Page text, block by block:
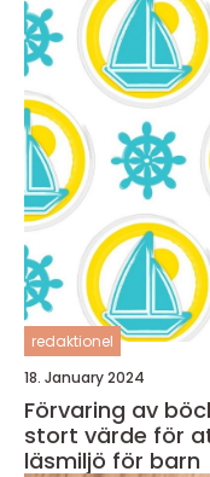
redaktionel
18. January 2024
Förvaring av
stort värde för
läsmiljö för barn